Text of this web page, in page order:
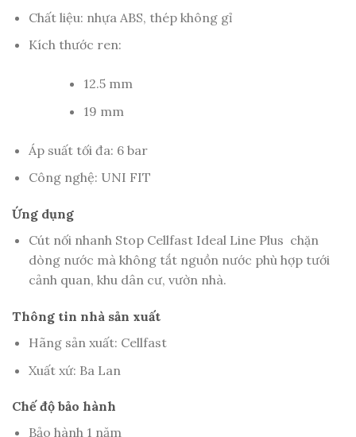
Chất liệu: nhựa ABS, thép không gỉ
Kích thước ren:
12.5 mm
19 mm
Áp suất tối đa: 6 bar
Công nghệ: UNI FIT
Ứng dụng
Cút nối nhanh Stop Cellfast Ideal Line Plus chặn
dòng nước mà không tắt nguồn nước phù hợp tưới
cảnh quan, khu dân cư, vườn nhà.
Thông tin nhà sản xuất
Hãng sản xuất: Cellfast
Xuất xứ: Ba Lan
Chế độ bảo hành
Bảo hành 1 năm